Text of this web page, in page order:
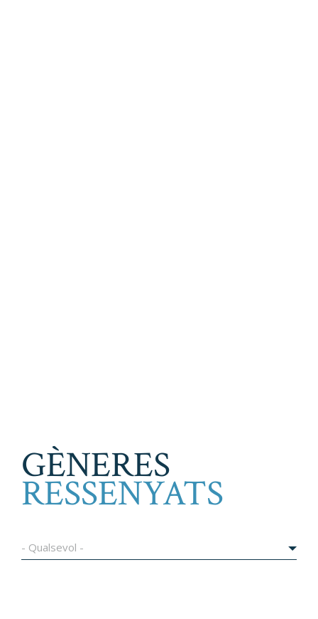
GÈNERES
RESSENYATS
- Qualsevol -